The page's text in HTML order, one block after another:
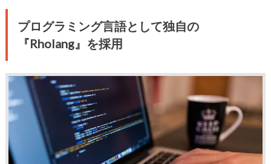
プログラミング言語として独自の
『Rholang』を採用